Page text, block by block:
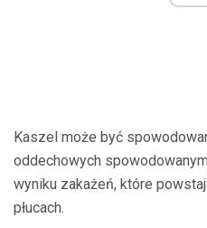
Kaszel może być
oddechowych
wyniku zakażeń, które
płucach.